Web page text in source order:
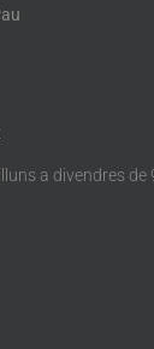
a divendres de